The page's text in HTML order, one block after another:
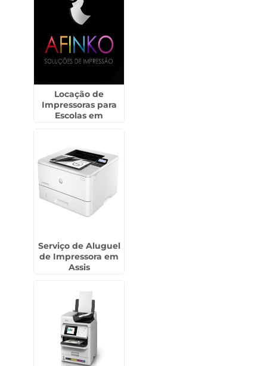
Locação de
Impressoras para
Escolas em
Serviço de Aluguel
de Impressora em
Assis